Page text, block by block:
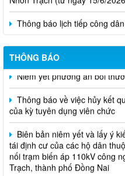
Thông báo lịch tiếp công
phường tại các khu phố trên
2026
THÔNG BÁO
Niêm yết phương án bồi
Thông báo về việc hủy kết
của kỳ tuyên dụng viên chức
Biên bản niêm yết và lấy ý
tái định cư của các hộ dân
nối trạm biến áp 110kV công
Trạch, thành phố Đồng Nai